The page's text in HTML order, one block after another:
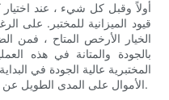
أولاً وقبل كل شيء ، عند
قيود الميزانية للمختبر. على
الخيار الأرخص المتاح ، فمن
بالجودة والمتانة في هذه
المختبرية عالية الجودة في
الأموال على المدى الطويل عن طريق تقليل الحاجة إلى بدائل متكررة.